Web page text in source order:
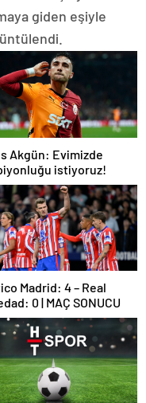
giden eşiyle
Akgün: Evimizde
istiyoruz!
Madrid: 4 – Real
0 | MAÇ SONUCU